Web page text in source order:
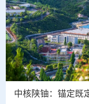
中核陕铀：锚定既